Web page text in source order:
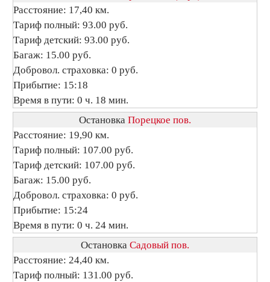
Расстояние: 17,40 км.
Тариф полный: 93.00 руб.
Тариф детский: 93.00 руб.
Багаж: 15.00 руб.
Добровол. страховка: 0 руб.
Прибытие: 15:18
Время в пути: 0 ч. 18 мин.
Остановка Порецкое пов.
Расстояние: 19,90 км.
Тариф полный: 107.00 руб.
Тариф детский: 107.00 руб.
Багаж: 15.00 руб.
Добровол. страховка: 0 руб.
Прибытие: 15:24
Время в пути: 0 ч. 24 мин.
Остановка Садовый пов.
Расстояние: 24,40 км.
Тариф полный: 131.00 руб.